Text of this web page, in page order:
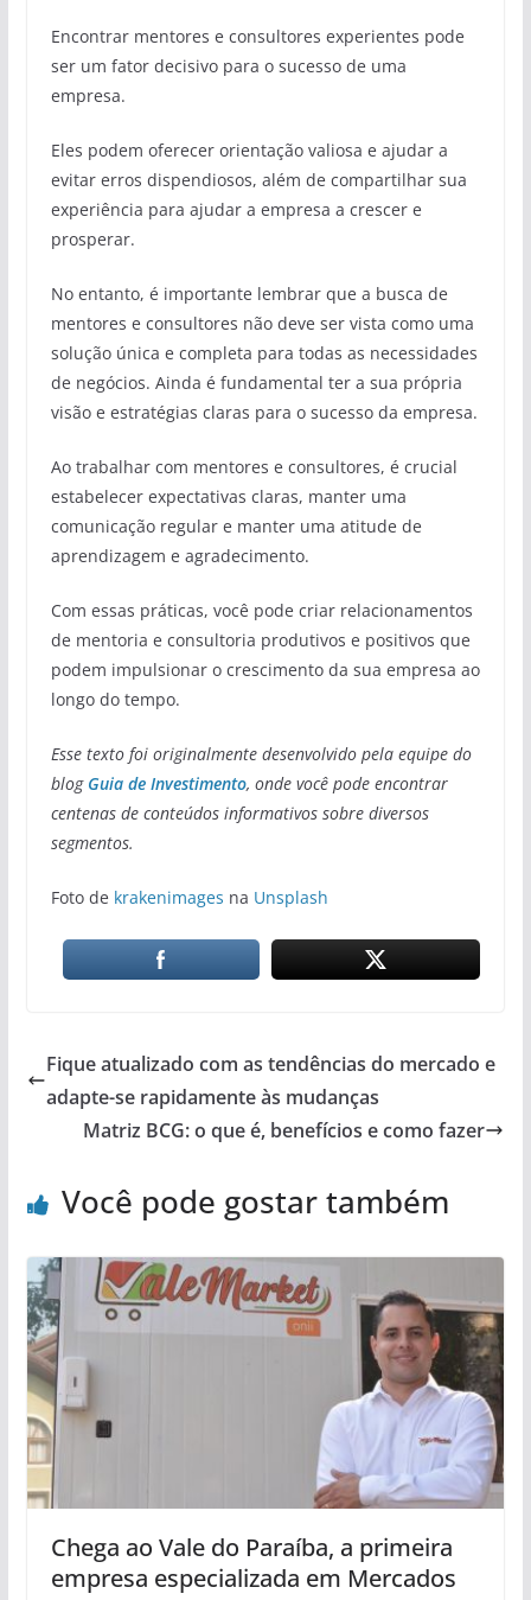
Encontrar mentores e consultores experientes pode
ser um fator decisivo para o sucesso de uma
empresa.
Eles podem oferecer orientação valiosa e ajudar a
evitar erros dispendiosos, além de compartilhar sua
experiência para ajudar a empresa a crescer e
prosperar.
No entanto, é importante lembrar que a busca de
mentores e consultores não deve ser vista como uma
solução única e completa para todas as necessidades
de negócios. Ainda é fundamental ter a sua própria
visão e estratégias claras para o sucesso da empresa.
Ao trabalhar com mentores e consultores, é crucial
estabelecer expectativas claras, manter uma
comunicação regular e manter uma atitude de
aprendizagem e agradecimento.
Com essas práticas, você pode criar relacionamentos
de mentoria e consultoria produtivos e positivos que
podem impulsionar o crescimento da sua empresa ao
longo do tempo.
Esse texto foi originalmente desenvolvido pela equipe do
blog Guia de Investimento, onde você pode encontrar
centenas de conteúdos informativos sobre diversos
segmentos.
Foto de krakenimages na Unsplash
Fique atualizado com as tendências do mercado e
adapte-se rapidamente às mudanças
Matriz BCG: o que é, benefícios e como fazer
Você pode gostar também
Chega ao Vale do Paraíba, a primeira
empresa especializada em Mercados